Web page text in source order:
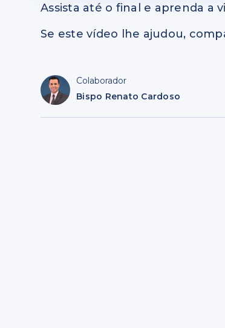
Assista até o final e aprenda a
Se este vídeo lhe ajudou,
Colaborador
Bispo Renato Cardoso